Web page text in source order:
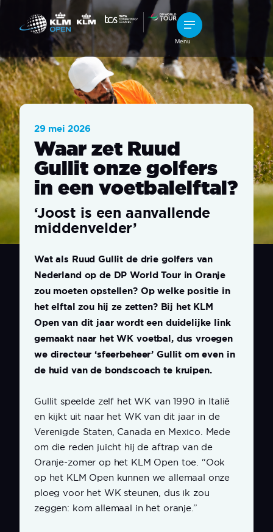
Menu
29 mei 2026
Waar zet Ruud
Gullit onze golfers
in een voetbalelftal?
‘Joost is een aanvallende
middenvelder’
Wat als Ruud Gullit de drie golfers van
Nederland op de DP World Tour in Oranje
zou moeten opstellen? Op welke positie in
het elftal zou hij ze zetten? Bij het KLM
Open van dit jaar wordt een duidelijke link
gemaakt naar het WK voetbal, dus vroegen
we directeur ‘sfeerbeheer’ Gullit om even in
de huid van de bondscoach te kruipen.
Gullit speelde zelf het WK van 1990 in Italië
en kijkt uit naar het WK van dit jaar in de
Verenigde Staten, Canada en Mexico. Mede
om die reden juicht hij de aftrap van de
Oranje-zomer op het KLM Open toe. “Ook
op het KLM Open kunnen we allemaal onze
ploeg voor het WK steunen, dus ik zou
zeggen: kom allemaal in het oranje.”